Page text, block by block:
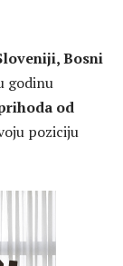
Bosni
godinu
od
poziciju